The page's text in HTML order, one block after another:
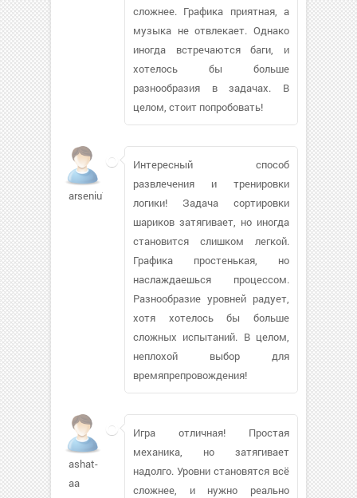
сложнее. Графика приятная, а
музыка не отвлекает. Однако
иногда встречаются баги, и
хотелось бы больше
разнообразия в задачах. В
целом, стоит попробовать!
arseniu76170
Интересный способ
развлечения и тренировки
логики! Задача сортировки
шариков затягивает, но иногда
становится слишком легкой.
Графика простенькая, но
наслаждаешься процессом.
Разнообразие уровней радует,
хотя хотелось бы больше
сложных испытаний. В целом,
неплохой выбор для
времяпрепровождения!
ashat-
aa
Игра отличная! Простая
механика, но затягивает
надолго. Уровни становятся всё
сложнее, и нужно реально